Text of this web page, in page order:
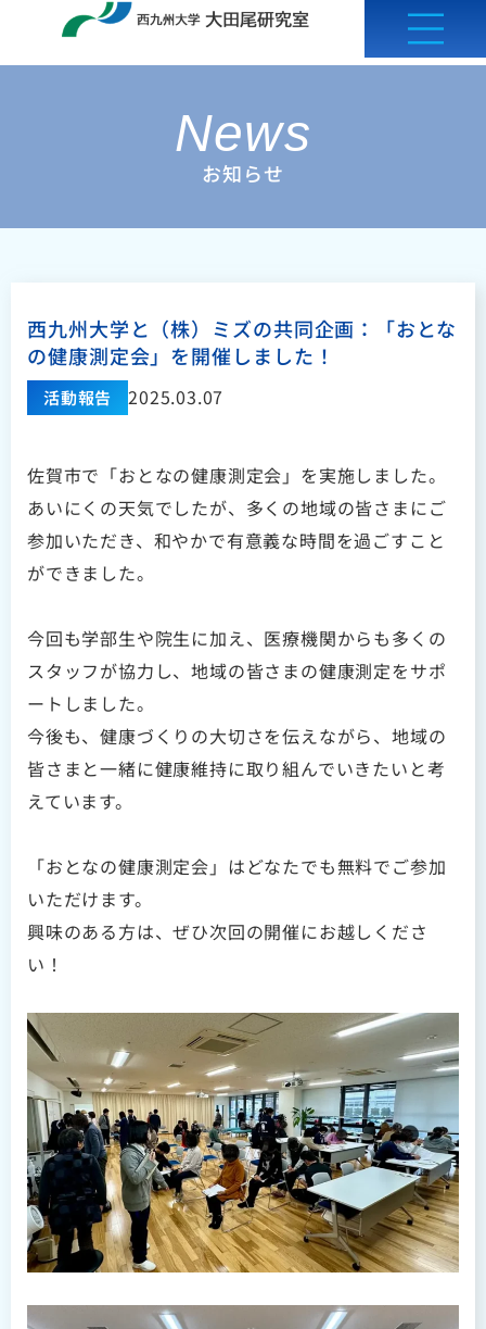
News
お知らせ
西九州大学と（株）ミズの共同企画：「おとな
の健康測定会」を開催しました！
活動報告 2025.03.07
佐賀市で「おとなの健康測定会」を実施しました。
あいにくの天気でしたが、多くの地域の皆さまにご
参加いただき、和やかで有意義な時間を過ごすこと
ができました。
今回も学部生や院生に加え、医療機関からも多くの
スタッフが協力し、地域の皆さまの健康測定をサポ
ートしました。
今後も、健康づくりの大切さを伝えながら、地域の
皆さまと一緒に健康維持に取り組んでいきたいと考
えています。
「おとなの健康測定会」はどなたでも無料でご参加
いただけます。
興味のある方は、ぜひ次回の開催にお越しくださ
い！